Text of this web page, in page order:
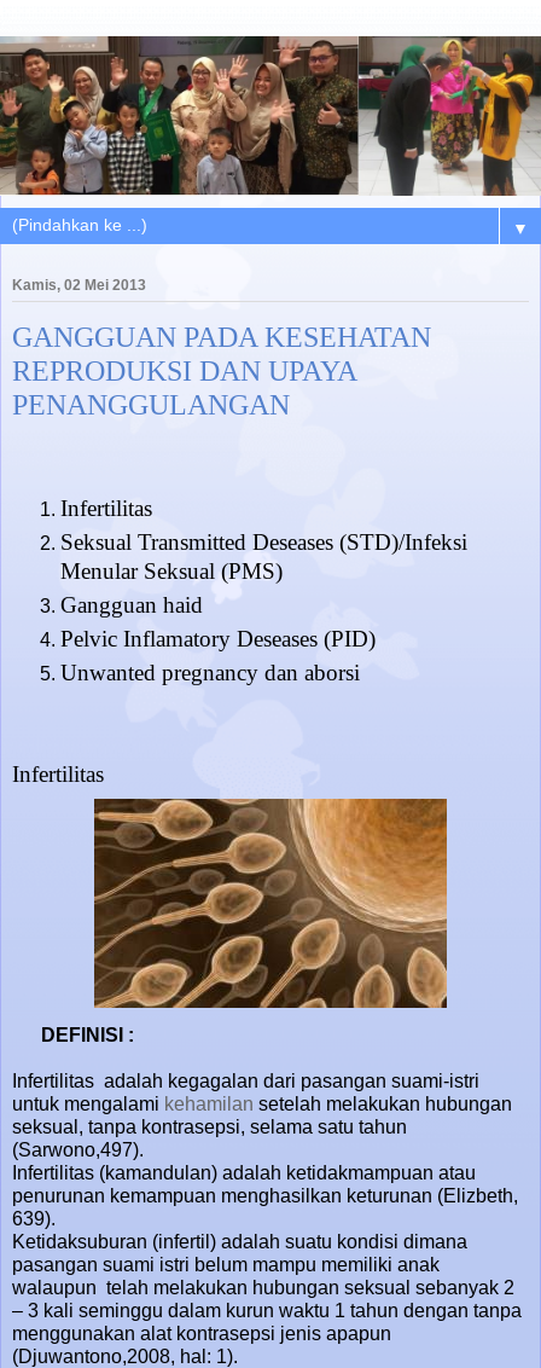
▼
Kamis, 02 Mei 2013
GANGGUAN PADA KESEHATAN
REPRODUKSI DAN UPAYA
PENANGGULANGAN
Infertilitas
Seksual Transmitted Deseases (STD)/Infeksi
Menular Seksual (PMS)
Gangguan haid
Pelvic Inflamatory Deseases (PID)
Unwanted pregnancy dan aborsi
Infertilitas
DEFINISI :
Infertilitas adalah kegagalan dari pasangan suami-istri
untuk mengalami kehamilan setelah melakukan hubungan
seksual, tanpa kontrasepsi, selama satu tahun
(Sarwono,497).
Infertilitas (kamandulan) adalah ketidakmampuan atau
penurunan kemampuan menghasilkan keturunan (Elizbeth,
639).
Ketidaksuburan (infertil) adalah suatu kondisi dimana
pasangan suami istri belum mampu memiliki anak
walaupun telah melakukan hubungan seksual sebanyak 2
– 3 kali seminggu dalam kurun waktu 1 tahun dengan tanpa
menggunakan alat kontrasepsi jenis apapun
(Djuwantono,2008, hal: 1).